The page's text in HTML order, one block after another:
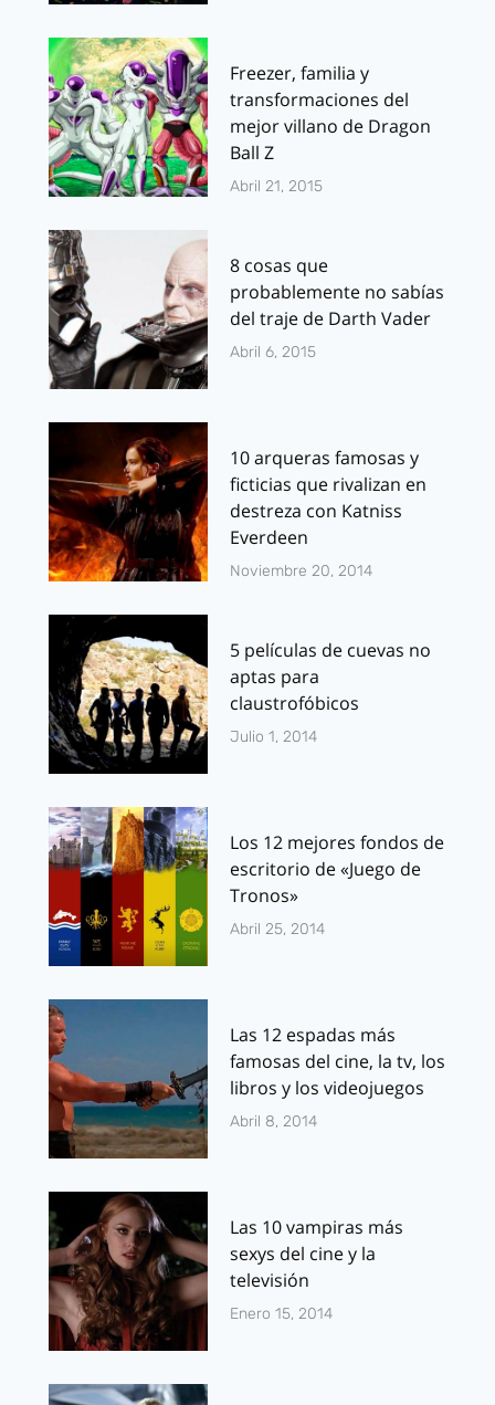
Freezer, familia y
transformaciones del
mejor villano de Dragon
Ball Z
Abril 21, 2015
8 cosas que
probablemente no sabías
del traje de Darth Vader
Abril 6, 2015
10 arqueras famosas y
ficticias que rivalizan en
destreza con Katniss
Everdeen
Noviembre 20, 2014
5 películas de cuevas no
aptas para
claustrofóbicos
Julio 1, 2014
Los 12 mejores fondos de
escritorio de «Juego de
Tronos»
Abril 25, 2014
Las 12 espadas más
famosas del cine, la tv, los
libros y los videojuegos
Abril 8, 2014
Las 10 vampiras más
sexys del cine y la
televisión
Enero 15, 2014